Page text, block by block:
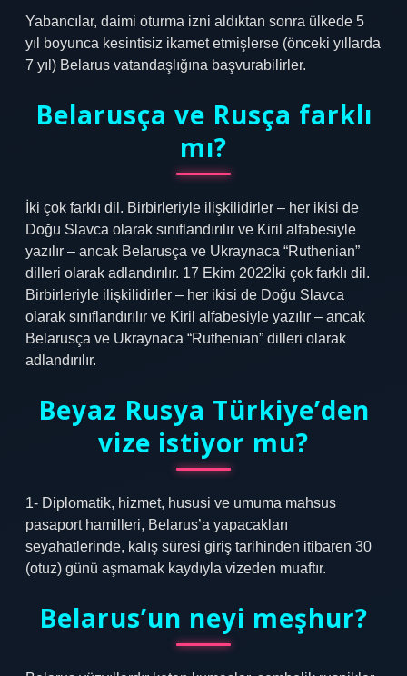
Yabancılar, daimi oturma izni aldıktan sonra ülkede 5
yıl boyunca kesintisiz ikamet etmişlerse (önceki yıllarda
7 yıl) Belarus vatandaşlığına başvurabilirler.
Belarusça ve Rusça farklı
mı?
İki çok farklı dil. Birbirleriyle ilişkilidirler – her ikisi de
Doğu Slavca olarak sınıflandırılır ve Kiril alfabesiyle
yazılır – ancak Belarusça ve Ukraynaca “Ruthenian”
dilleri olarak adlandırılır. 17 Ekim 2022İki çok farklı dil.
Birbirleriyle ilişkilidirler – her ikisi de Doğu Slavca
olarak sınıflandırılır ve Kiril alfabesiyle yazılır – ancak
Belarusça ve Ukraynaca “Ruthenian” dilleri olarak
adlandırılır.
Beyaz Rusya Türkiye’den
vize istiyor mu?
1- Diplomatik, hizmet, hususi ve umuma mahsus
pasaport hamilleri, Belarus’a yapacakları
seyahatlerinde, kalış süresi giriş tarihinden itibaren 30
(otuz) günü aşmamak kaydıyla vizeden muaftır.
Belarus’un neyi meşhur?